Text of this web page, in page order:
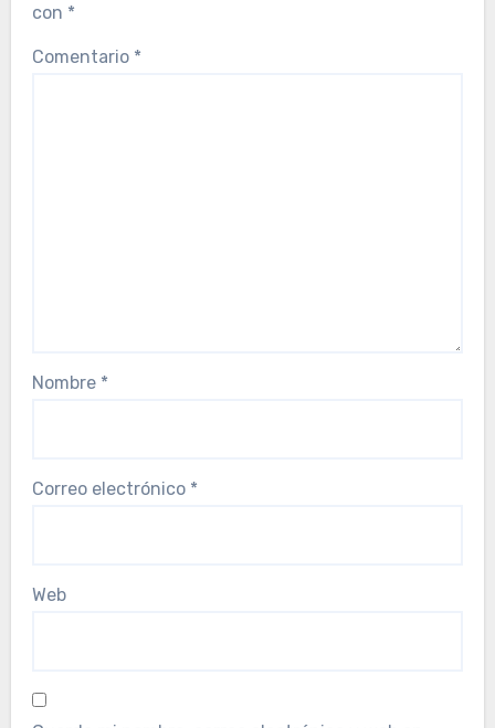
con *
Comentario *
Nombre *
Correo electrónico *
Web